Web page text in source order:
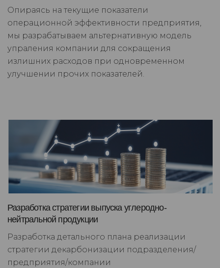
Опираясь на текущие показатели
операционной эффективности предприятия,
мы разрабатываем альтернативную модель
упраления компании для сокращения
излишних расходов при одновременном
улучшении прочих показателей.
Разработка стратегии выпуска углеродно-
нейтральной продукции
Разработка детального плана реализации
стратегии декарбонизации подразделения/
предприятия/компании